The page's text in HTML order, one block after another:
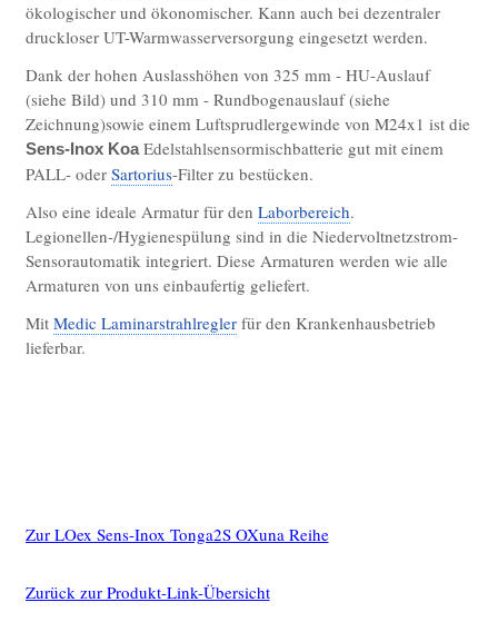
ES Sensorspender für Seifen- u.
Desinfektionsmittel
ES Covid-Prüfschleusen mit Masken- u.
Temperaturprüfung
ES Einzel- Mehrplatz-
Sensorseifenspenderanlagen
ES Waschraum Accessoires
Zubehör/Ersatzteile
Sonderbauten
ES-Trinkbrunnenbecken mit ATM-
Antitropfmulde
Sonderfertigungen
ökologischer und ökonomischer. Kann auch bei dezentraler
druckloser UT-Warmwasserversorgung eingesetzt werden.
Dank der hohen Auslasshöhen von 325 mm - HU-Auslauf
(siehe Bild) und 310 mm - Rundbogenauslauf (siehe
Zeichnung)sowie einem Luftsprudlergewinde von M24x1 ist die
Sens-Inox KoaEdelstahlsensormischbatterie gut mit einem
PALL- oder Sartorius-Filter zu bestücken.
Also eine ideale Armatur für den Laborbereich.
Legionellen-/Hygienespülung sind in die Niedervoltnetzstrom-
Sensorautomatik integriert. Diese Armaturen werden wie alle
Armaturen von uns einbaufertig geliefert.
Mit Medic Laminarstrahlreglerfür den Krankenhausbetrieb
lieferbar.
Zur LOex Sens-Inox Tonga2S OXuna Reihe
Zurück zur Produkt-Link-Übersicht